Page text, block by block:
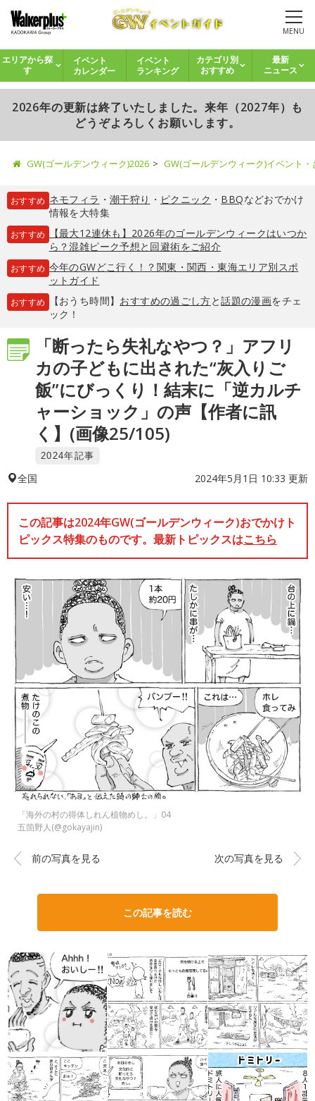
MENU
エリアから探
す
イベント
カレンダー
イベント
ランキング
カテゴリ別
おすすめ
最新
ニュース
2026年の更新は終了いたしました。来年（2027年）も
どうぞよろしくお願いします。
GW(ゴールデンウィーク)2026 GW(ゴールデンウィーク)イベント
おすすめ ネモフィラ ・ 潮干狩り ・ ピクニック ・ BBQなどおでかけ
情報を大特集
おすすめ
【最大12連休も】2026年のゴールデンウィークはいつか
ら？混雑ピーク予想と回避術をご紹介
おすすめ 今年のGWどこ行く！？関東・関西・東海エリア別スポ
ットガイド
おすすめ 【おうち時間】 おすすめの過ごし方と話題の漫画をチェ
ック！
「断ったら失礼なやつ？」アフリ
カの子どもに出された“灰入りご
飯”にびっくり！結末に「逆カルチ
ャーショック」の声【作者に訊
く】(画像25/105)
2024年記事
全国 2024年5月1日 10:33 更新
この記事は2024年GW(ゴールデンウィーク)おでかけト
ピックス特集のものです。最新トピックスはこちら
「海外の村の得体しれん植物めし。」04
五箇野人(@gokayajin)
前の写真を見る 次の写真を見る
この記事を読む